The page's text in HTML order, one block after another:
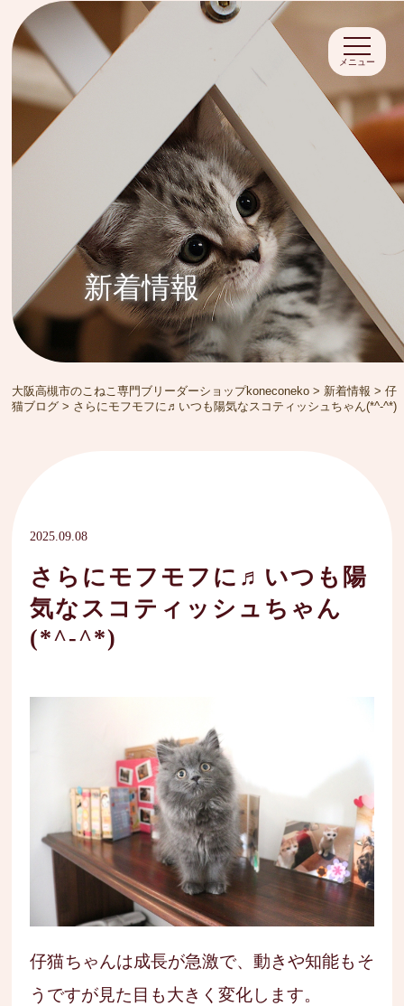
メニュー
新着情報
大阪高槻市のこねこ専門ブリーダーショップkoneconeko > 新着情報 >仔
猫ブログ > さらにモフモフに♬いつも陽気なスコティッシュちゃん(*^-^*)
2025.09.08
さらにモフモフに♬いつも陽
気なスコティッシュちゃん
(*^-^*)
仔猫ちゃんは成長が急激で、動きや知能もそ
うですが見た目も大きく変化します。